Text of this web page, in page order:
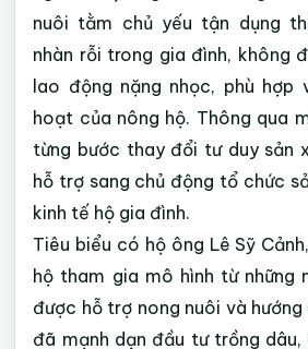
nuôi tằm chủ yếu tận dụng
nhàn rỗi trong gia đình, không
lao động nặng nhọc, phù hợp
hoạt của nông hộ. Thông qua
từng bước thay đổi tư duy sản
hỗ trợ sang chủ động tổ chức
kinh tế hộ gia đình.
Tiêu biểu có hộ ông Lê Sỹ
hộ tham gia mô hình từ những
được hỗ trợ nong nuôi và
đã mạnh dạn đầu tư trồng